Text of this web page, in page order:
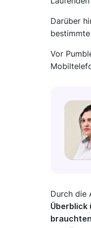
Darüber
Vor
Durch die
Überblick